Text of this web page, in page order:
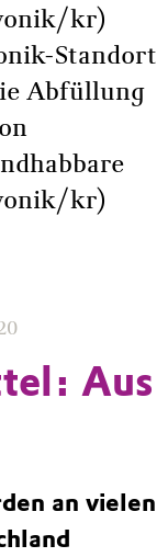
kr)
Standort
Abfüllung
kr)
Aus
an vielen